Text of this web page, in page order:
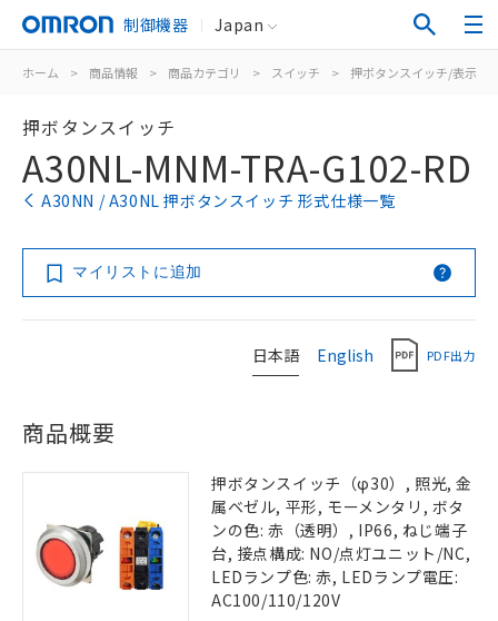
制御機器 Japan
ホーム > 商品情報 > 商品カテゴリ > スイッチ > 押ボタンスイッチ/表示灯
押ボタンスイッチ
A30NL-MNM-TRA-G102-RD
A30NN / A30NL 押ボタンスイッチ 形式仕様一覧
マイリストに追加
日本語 English PDF出力
商品概要
押ボタンスイッチ（φ30）, 照光, 金
属ベゼル, 平形, モーメンタリ, ボタ
ンの色: 赤（透明）, IP66, ねじ端子
台, 接点構成: NO/点灯ユニット/NC,
LEDランプ色: 赤, LEDランプ電圧:
AC100/110/120V